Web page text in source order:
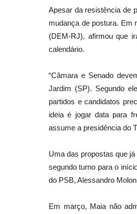
Apesar da resistência de
mudança de postura. Em
(DEM-RJ), afirmou que
calendário.
“Câmara e Senado
Jardim (SP). Segundo
partidos e candidatos
ideia é jogar data para
assume a presidência do
Uma das propostas que
segundo turno para o
do PSB, Alessandro
Em março, Maia não